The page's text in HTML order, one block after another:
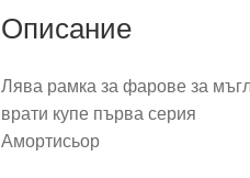
7414KE
Описание
Лява рамка за фарове за
врати купе първа серия
Амортисьор